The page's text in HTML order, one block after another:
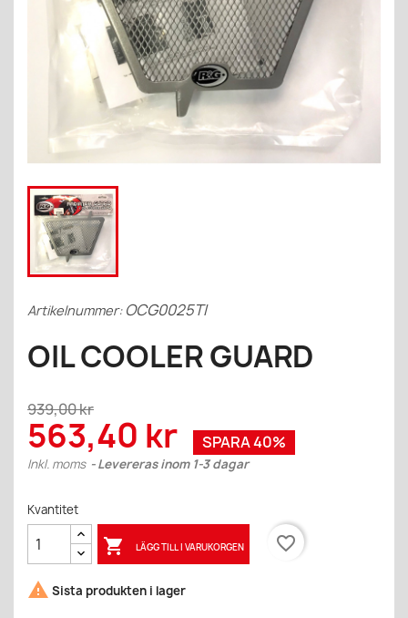
Artikelnummer: OCG0025TI
OIL COOLER GUARD
939,00 kr
563,40 kr SPARA 40%
Inkl. moms Levereras inom 1-3 dagar
Kvantitet
 LÄGG TILL I VARUKORGEN favorite_border
 Sista produkten i lager